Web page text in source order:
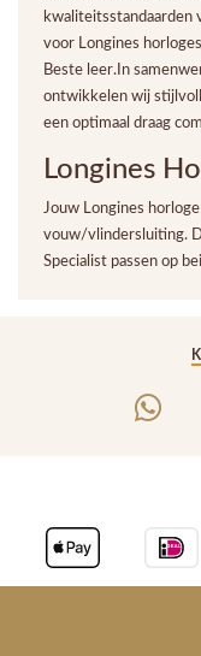
kwaliteitsstandaarden
voor Longines
Beste leer.In
ontwikkelen wij
een optimaal draag
Longines
Jouw Longines
vouw/vlindersluiting.
Specialist passen op